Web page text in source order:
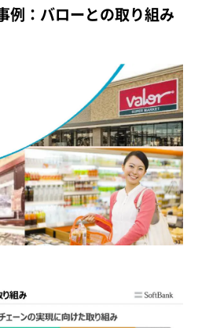
例：バローとの取り組み